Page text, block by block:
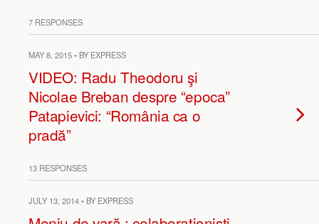
7 RESPONSES
MAY 8, 2015 • BY EXPRESS
VIDEO: Radu Theodoru şi
Nicolae Breban despre “epoca”
Patapievici: “România ca o
pradă”
13 RESPONSES
JULY 13, 2014 • BY EXPRESS